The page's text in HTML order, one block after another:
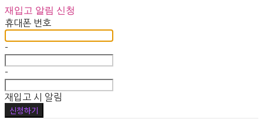
재입고 알림 신청
휴대폰 번호
-
-
재입고 시 알림
신청하기